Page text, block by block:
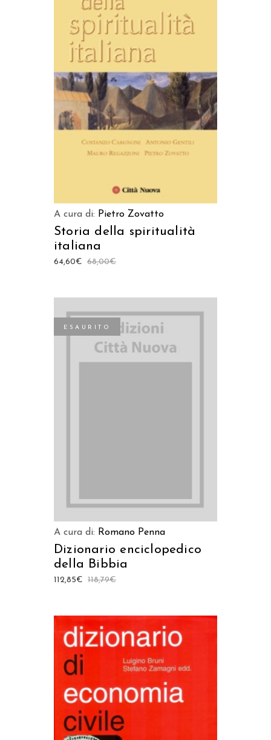
LEGGI TUTTO
A cura di: Pietro Zovatto
Storia della spiritualità
italiana
68,00€
64,60€
ESAURITO
A cura di: Romano Penna
Dizionario enciclopedico
della Bibbia
118,79€
112,85€